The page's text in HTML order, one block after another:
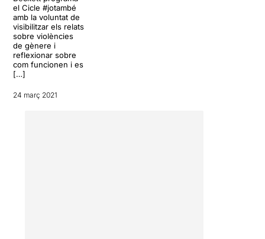
el Cicle #jotambé
amb la voluntat de
visibilitzar els relats
sobre violències
de gènere i
reflexionar sobre
com funcionen i es
[…]
24 març 2021